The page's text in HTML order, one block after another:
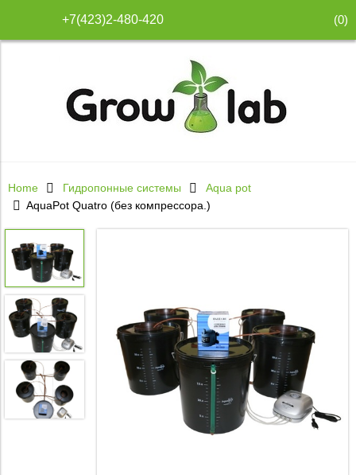
+7(423)2-480-420 (0)
Home Гидропонные системы
Aqua pot
AquaPot Quatro (без компрессора.)